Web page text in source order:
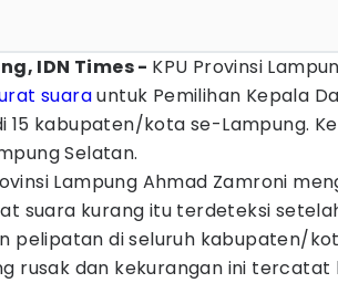
IDN Times - KPU Provinsi
suarauntuk Pemilihan Kepala
15 kabupaten/kota se-Lampung.
Selatan.
Lampung Ahmad Zamroni
suara kurang itu terdeteksi
pelipatan di seluruh kabupaten/
rusak dan kekurangan ini tercatat